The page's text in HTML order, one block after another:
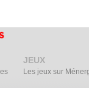
JEUX
Les jeux sur